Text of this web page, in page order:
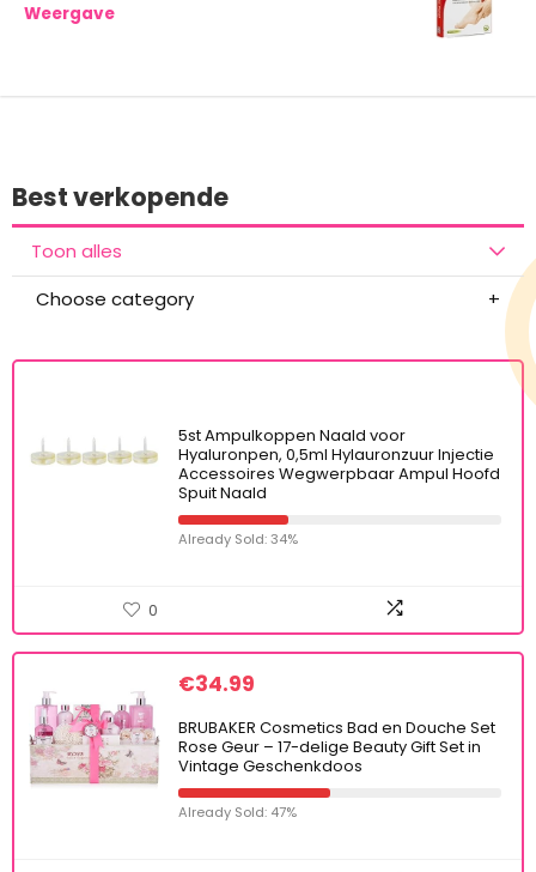
Weergave
Best verkopende
Toon alles
Choose category
5st Ampulkoppen Naald voor
Hyaluronpen, 0,5ml Hylauronzuur Injectie
Accessoires Wegwerpbaar Ampul Hoofd
Spuit Naald
Already Sold: 34%
0
€34.99
BRUBAKER Cosmetics Bad en Douche Set
Rose Geur – 17-delige Beauty Gift Set in
Vintage Geschenkdoos
Already Sold: 47%